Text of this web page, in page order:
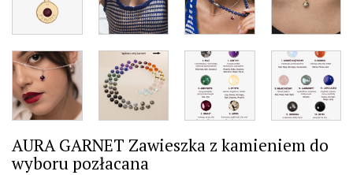
AURA GARNET Zawieszka z kamieniem do
wyboru pozłacana